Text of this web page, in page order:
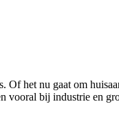
Of het nu gaat om
vooral bij industrie en